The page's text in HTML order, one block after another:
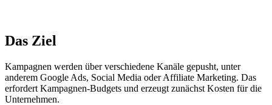
Das Ziel
Kampagnen werden über verschiedene Kanäle gepusht, unter
anderem Google Ads, Social Media oder Affiliate Marketing. Das
erfordert Kampagnen-Budgets und erzeugt zunächst Kosten für die
Unternehmen.